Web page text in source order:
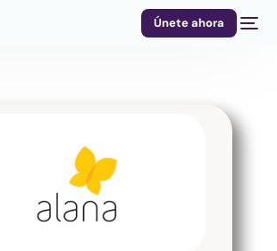
Únete ahora